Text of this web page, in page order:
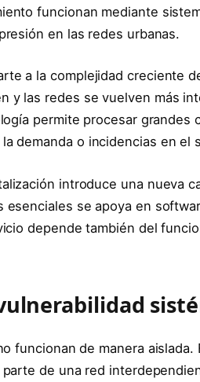
funcionan mediante
en las redes urbanas.
a la complejidad creciente
y las redes se vuelven más
permite procesar grandes
demanda o incidencias en el
introduce una nueva
se apoya en
depende también del
funcionan de manera
de una red